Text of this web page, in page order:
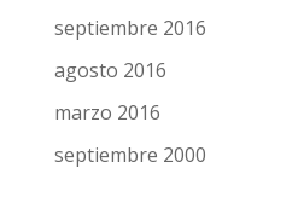
septiembre 2016
agosto 2016
marzo 2016
septiembre 2000